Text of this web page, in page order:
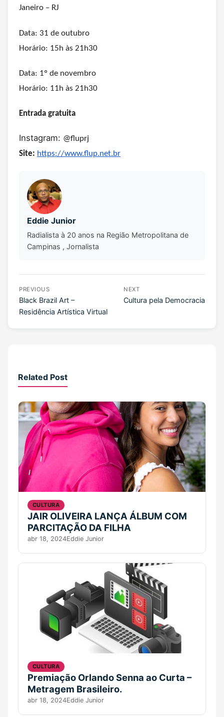
Janeiro – RJ
Data: 31 de outubro
Horário: 15h às 21h30
Data: 1º de novembro
Horário: 11h às 21h30
Entrada gratuita
Instagram: @fluprj
Site: https://www.flup.net.br
Eddie Junior
Radialista à 20 anos na Região Metropolitana de
Campinas , Jornalista
PREVIOUS
Black Brazil Art –
Residência Artística Virtual
NEXT
Cultura pela Democracia
Related Post
CULTURA
JAIR OLIVEIRA LANÇA ÁLBUM COM
PARCITAÇÃO DA FILHA
abr 18, 2024Eddie Junior
CULTURA
Premiação Orlando Senna ao Curta –
Metragem Brasileiro.
abr 18, 2024Eddie Junior